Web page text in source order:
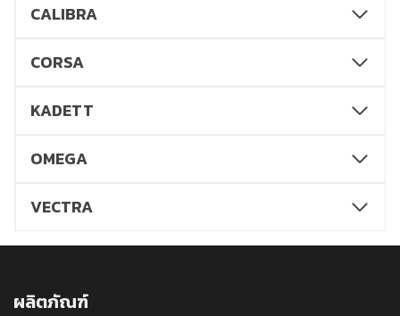
CALIBRA
CORSA
KADETT
OMEGA
VECTRA
ผลิตภัณฑ์